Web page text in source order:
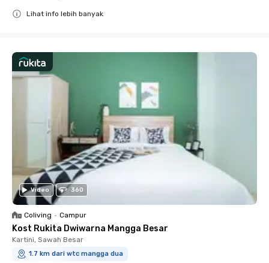
Lihat info lebih banyak
Video 360
Coliving • Campur
Kost Rukita Dwiwarna Mangga Besar
Kartini, Sawah Besar
1.7 km dari wtc mangga dua